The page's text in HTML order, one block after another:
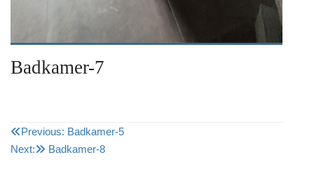
Badkamer-7
Bericht
navigatie
Previous: Badkamer-5
Next:
Badkamer-8